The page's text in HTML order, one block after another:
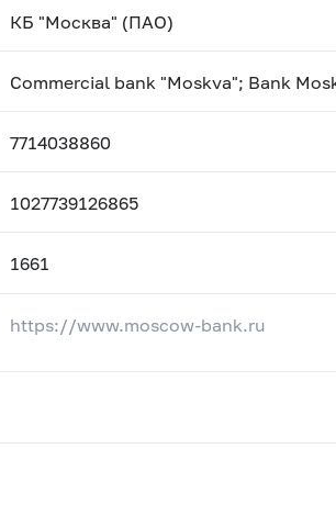
КБ "Москва" (ПАО)
Commercial bank "Moskva"; Bank
7714038860
1027739126865
1661
https://www.moscow-bank.ru